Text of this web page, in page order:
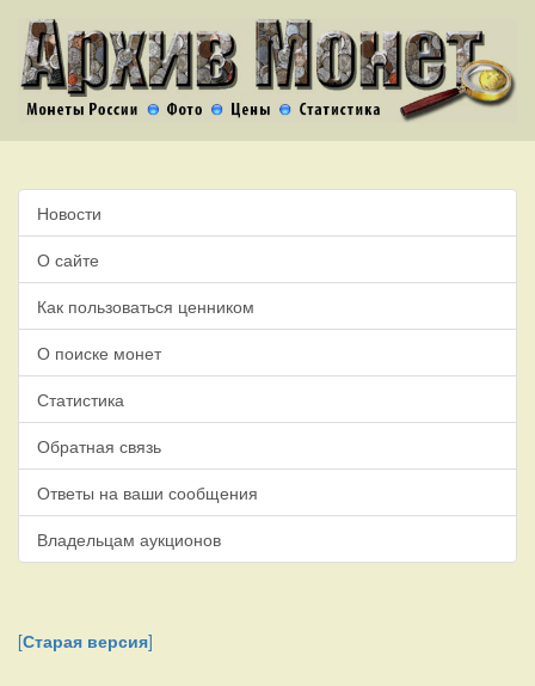
Новости
О сайте
Как пользоваться ценником
О поиске монет
Статистика
Обратная связь
Ответы на ваши сообщения
Владельцам аукционов
[Старая версия]